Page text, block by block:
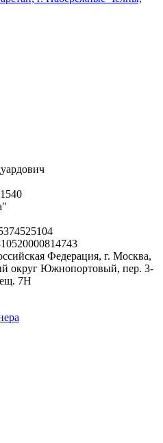
Федерация, г. Москва,
округ Южнопортовый, пер. 3-
7Н